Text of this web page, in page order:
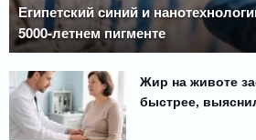
Египетский синий и
5000-летнем пигменте
Жир на животе
быстрее,